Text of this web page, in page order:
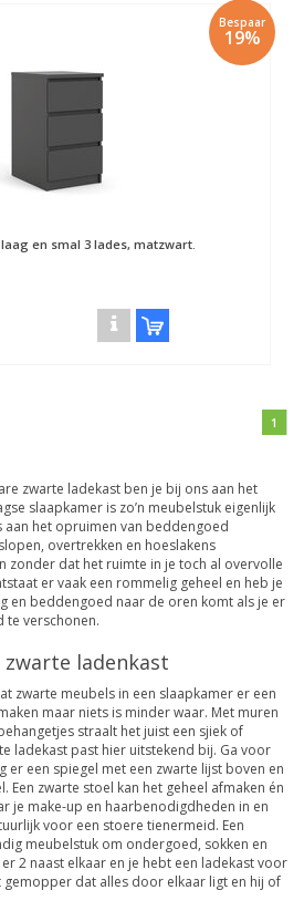
Bespaar
19%
en smal 3 lades, matzwart.
1
zwarte ladekast ben je bij ons aan het
slaapkamer is zo’n meubelstuk eigenlijk
aan het opruimen van beddengoed
overtrekken en hoeslakens
zonder dat het ruimte in je toch al overvolle
er vaak een rommelig geheel en heb je
en beddengoed naar de oren komt als je er
te verschonen.
ladenkast
zwarte meubels in een slaapkamer er een
maar niets is minder waar. Met muren
straalt het juist een sjiek of
ladekast past hier uitstekend bij. Ga voor
er een spiegel met een zwarte lijst boven en
Een zwarte stoel kan het geheel afmaken én
je make-up en haarbenodigdheden in en
voor een stoere tienermeid. Een
meubelstuk om ondergoed, sokken en
2 naast elkaar en je hebt een ladekast voor
dat alles door elkaar ligt en hij of